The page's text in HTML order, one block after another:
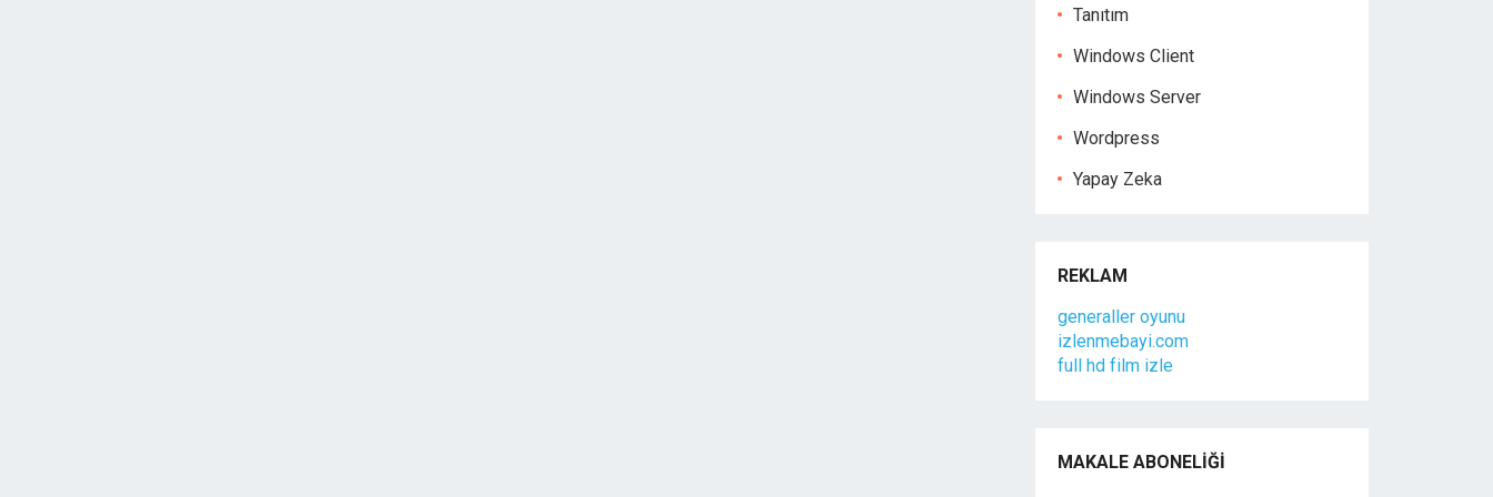
Tanıtım
Windows Client
Windows Server
Wordpress
Yapay Zeka
REKLAM
generaller oyunu
izlenmebayi.com
full hd film izle
MAKALE ABONELIĞI